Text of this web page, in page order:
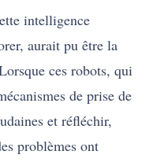
intelligence
aurait pu être la
ces robots, qui
de prise de
et réfléchir,
problèmes ont